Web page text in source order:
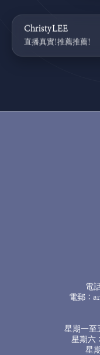
ChristyLEE
直播真實!推薦推薦!
電
電郵：
星期一
星期六
星